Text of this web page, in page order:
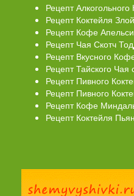
Рецепт
Рецепт Коктейля
Рецепт Кофе
Рецепт Чая Скотч
Рецепт Вкусного
Рецепт Тайского Чая
Рецепт Пивного
Рецепт Пивного
Рецепт Кофе
Рецепт Коктейля